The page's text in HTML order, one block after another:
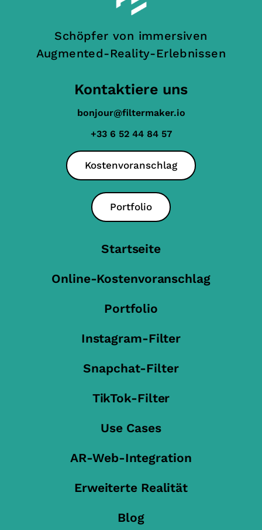
Schöpfer von immersiven
Augmented-Reality-Erlebnissen
Kontaktiere uns
bonjour@filtermaker.io
+33 6 52 44 84 57
Kostenvoranschlag
Portfolio
Startseite
Online-Kostenvoranschlag
Portfolio
Instagram-Filter
Snapchat-Filter
TikTok-Filter
Use Cases
AR-Web-Integration
Erweiterte Realität
Blog